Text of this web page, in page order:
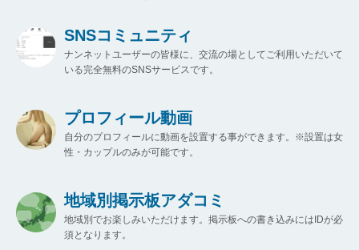
SNSコミュニティ
ナンネットユーザーの皆様に、交流の場としてご利用いただいて
いる完全無料のSNSサービスです。
プロフィール動画
自分のプロフィールに動画を設置する事ができます。※設置は女
性・カップルのみが可能です。
地域別掲示板アダコミ
地域別でお楽しみいただけます。掲示板への書き込みにはIDが必
須となります。